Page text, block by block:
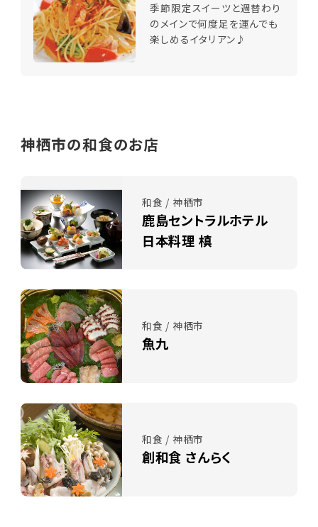
季節限定スイーツと週替わり
のメインで何度足を運んでも
楽しめるイタリアン♪
神栖市の和食のお店
和食 / 神栖市
鹿島セントラルホテル
日本料理 槙
和食 / 神栖市
魚九
和食 / 神栖市
創和食 さんらく